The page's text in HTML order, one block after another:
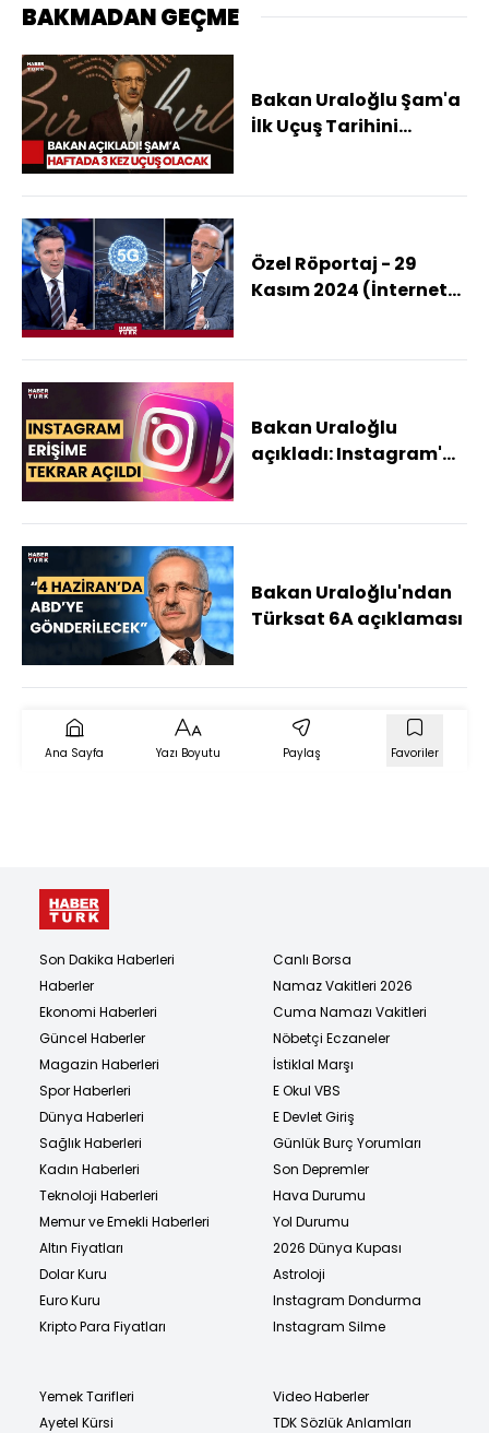
BAKMADAN GEÇME
Bakan Uraloğlu Şam'a
İlk Uçuş Tarihini
Önemli Bir Adım"
Özel Röportaj - 29
Kasım 2024 (İnternet
Kullanılabilecek?)
Bakan Uraloğlu
açıkladı: Instagram'a
Bakan Uraloğlu'ndan
Türksat 6A açıklaması
Ana Sayfa Yazı Boyutu Paylaş Favoriler
Son Dakika Haberleri
Haberler
Ekonomi Haberleri
Güncel Haberler
Magazin Haberleri
Spor Haberleri
Dünya Haberleri
Sağlık Haberleri
Kadın Haberleri
Teknoloji Haberleri
Memur ve Emekli Haberleri
Altın Fiyatları
Dolar Kuru
Euro Kuru
Kripto Para Fiyatları
Canlı Borsa
Namaz Vakitleri 2026
Cuma Namazı Vakitleri
Nöbetçi Eczaneler
İstiklal Marşı
E Okul VBS
E Devlet Giriş
Günlük Burç Yorumları
Son Depremler
Hava Durumu
Yol Durumu
2026 Dünya Kupası
Astroloji
Instagram Dondurma
Instagram Silme
Yemek Tarifleri
Ayetel Kürsi
Video Haberler
TDK Sözlük Anlamları